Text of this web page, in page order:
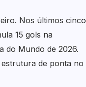
Nos últimos cinco
15 gols na
do Mundo de 2026.
de ponta no